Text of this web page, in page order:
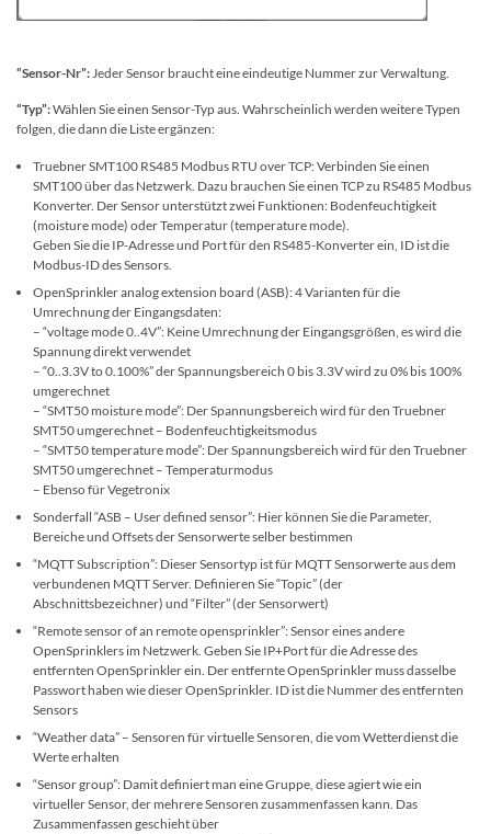
“Sensor-Nr”: Jeder Sensor braucht eine eindeutige Nummer zur Verwaltung.
“Typ”:Wählen Sie einen Sensor-Typ aus. Wahrscheinlich werden weitere Typen
folgen, die dann die Liste ergänzen:
Truebner SMT100 RS485 Modbus RTU over TCP: Verbinden Sie einen
SMT100 über das Netzwerk. Dazu brauchen Sie einen TCP zu RS485 Modbus
Konverter. Der Sensor unterstützt zwei Funktionen: Bodenfeuchtigkeit
(moisture mode) oder Temperatur (temperature mode).
Geben Sie die IP-Adresse und Port für den RS485-Konverter ein, ID ist die
Modbus-ID des Sensors.
OpenSprinkler analog extension board (ASB): 4 Varianten für die
Umrechnung der Eingangsdaten:
– “voltage mode 0..4V”: Keine Umrechnung der Eingangsgrößen, es wird die
Spannung direkt verwendet
– “0..3.3V to 0.100%” der Spannungsbereich 0 bis 3.3V wird zu 0% bis 100%
umgerechnet
– “SMT50 moisture mode”: Der Spannungsbereich wird für den Truebner
SMT50 umgerechnet – Bodenfeuchtigkeitsmodus
– “SMT50 temperature mode”: Der Spannungsbereich wird für den Truebner
SMT50 umgerechnet – Temperaturmodus
– Ebenso für Vegetronix
Sonderfall “ASB – User defined sensor”: Hier können Sie die Parameter,
Bereiche und Offsets der Sensorwerte selber bestimmen
“MQTT Subscription”: Dieser Sensortyp ist für MQTT Sensorwerte aus dem
verbundenen MQTT Server. Definieren Sie “Topic” (der
Abschnittsbezeichner) und “Filter” (der Sensorwert)
“Remote sensor of an remote opensprinkler”: Sensor eines andere
OpenSprinklers im Netzwerk. Geben Sie IP+Port für die Adresse des
entfernten OpenSprinkler ein. Der entfernte OpenSprinkler muss dasselbe
Passwort haben wie dieser OpenSprinkler. ID ist die Nummer des entfernten
Sensors
“Weather data” – Sensoren für virtuelle Sensoren, die vom Wetterdienst die
Werte erhalten
“Sensor group”: Damit definiert man eine Gruppe, diese agiert wie ein
virtueller Sensor, der mehrere Sensoren zusammenfassen kann. Das
Zusammenfassen geschieht über